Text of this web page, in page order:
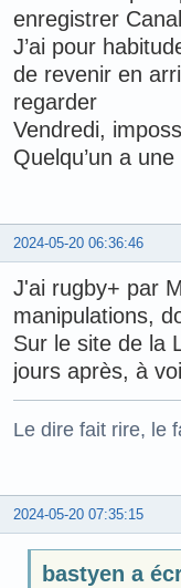
enregistrer
J’ai pour
de revenir en
regarder
Vendredi,
Quelqu’un a
2024-05-20 06:36:46
J'ai rugby+ par
manipulations,
Sur le site de la
jours après, à
Le dire fait rire, le
2024-05-20 07:35:15
bastyen a